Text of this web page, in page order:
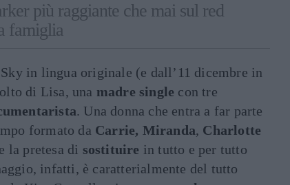
più raggiante che mai sul red
famiglia
in lingua originale (e dall’11 dicembre in
di Lisa, una madre single con tre
. Una donna che entra a far parte
formato da Carrie, Miranda, Charlotte
la pretesa di sostituire in tutto e per tutto
infatti, è caratterialmente del tutto